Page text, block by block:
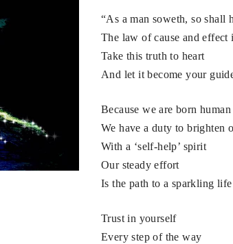
“As a man soweth, so shall
The law of cause and effect
Take this truth to heart
And let it become your
Because we are born human
We have a duty to brighten
With a ‘self-help’ spirit
Our steady effort
Is the path to a sparkling life
Trust in yourself
Every step of the way